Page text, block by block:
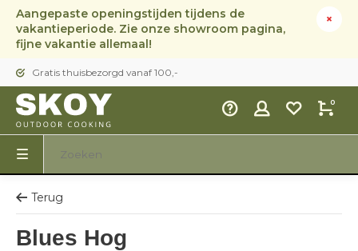
Aangepaste openingstijden tijdens de
vakantieperiode. Zie onze showroom pagina,
fijne vakantie allemaal!
Gratis thuisbezorgd vanaf 100,-
0
Terug
Blues Hog